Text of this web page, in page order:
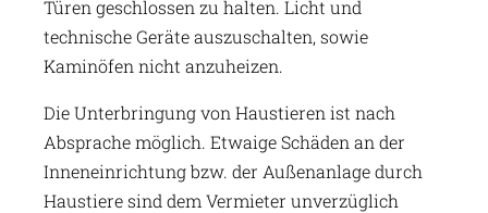
Türen geschlossen zu halten. Licht und
technische Geräte auszuschalten, sowie
Kaminöfen nicht anzuheizen.
Die Unterbringung von Haustieren ist nach
Absprache möglich. Etwaige Schäden an der
Inneneinrichtung bzw. der Außenanlage durch
Haustiere sind dem Vermieter unverzüglich